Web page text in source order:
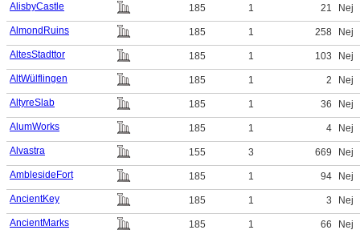
AlisbyCastle
185 1 21
Nej
AlmondRuins
185 1 258
Nej
AltesStadttor
185 1 103
Nej
AltWülflingen
185 1 2
Nej
AltyreSlab
185 1 36
Nej
AlumWorks
185 1 4
Nej
Alvastra
155 3 669
Nej
AmblesideFort
185 1 94
Nej
AncientKey
185 1 3
Nej
AncientMarks
185 1 66
Nej